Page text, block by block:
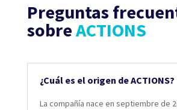
Preguntas
sobreACTIONS
¿Cuál es el origen de ACTIONS?
La compañía nace en septiembre de